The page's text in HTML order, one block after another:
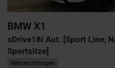
BMW X1
sDrive18i Aut. [Sport Line,
Sportsitze]
Gebrauchtwagen